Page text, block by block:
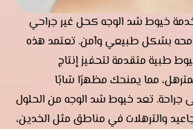
خيوط شد الوجه كحل غير جراحي
بشكل طبيعي وآمن. تعتمد هذه
طبية متقدمة لتحفيز إنتاج
مما يمنحك مظهرًا شابًا
جراحة. تعد خيوط شد الوجه من الحلول
والترهلات في مناطق مثل الخدين،